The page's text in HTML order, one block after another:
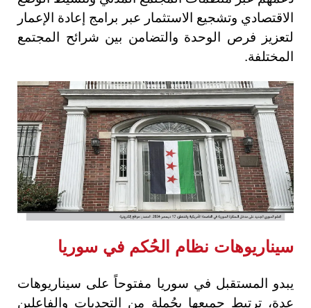
الاقتصادي وتشجيع الاستثمار عبر برامج إعادة الإعمار
لتعزيز فرص الوحدة والتضامن بين شرائح المجتمع
المختلفة.
سيناريوهات نظام الحُكم في سوريا
يبدو المستقبل في سوريا مفتوحاً على سيناريوهات
عدة، ترتبط جميعها بجُملة من التحديات والفاعلين